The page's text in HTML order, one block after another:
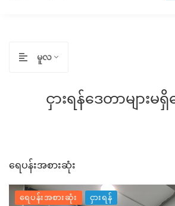
မူလ
ငှားရန်ဒေတာများမရှိ
ရေပန်းအစားဆုံး
ရေပန်းအစားဆုံး ငှားရန်